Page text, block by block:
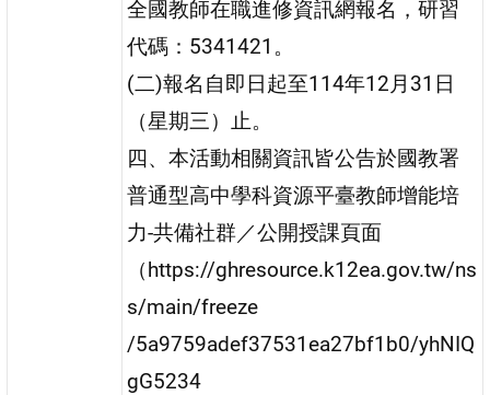
全國教師在職進修資訊網報名，研習
代碼：5341421。
(二)報名自即日起至114年12月31日
（星期三）止。
四、本活動相關資訊皆公告於國教署
普通型高中學科資源平臺教師增能培
力-共備社群／公開授課頁面
（https://ghresource.k12ea.gov.tw/ns
s/main/freeze
/5a9759adef37531ea27bf1b0/yhNIQ
gG5234